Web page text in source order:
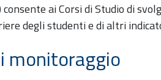
ai Corsi di Studio di
degli studenti e di altri
monitoraggio